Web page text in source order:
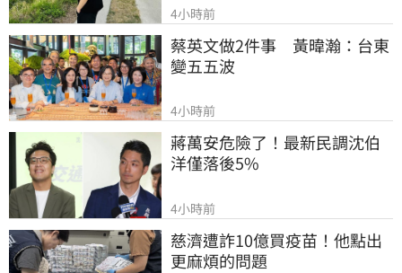
4小時前
蔡英文做2件事　黃暐瀚：台東
變五五波
4小時前
蔣萬安危險了！最新民調沈伯
洋僅落後5%
4小時前
慈濟遭詐10億買疫苗！他點出
更麻煩的問題